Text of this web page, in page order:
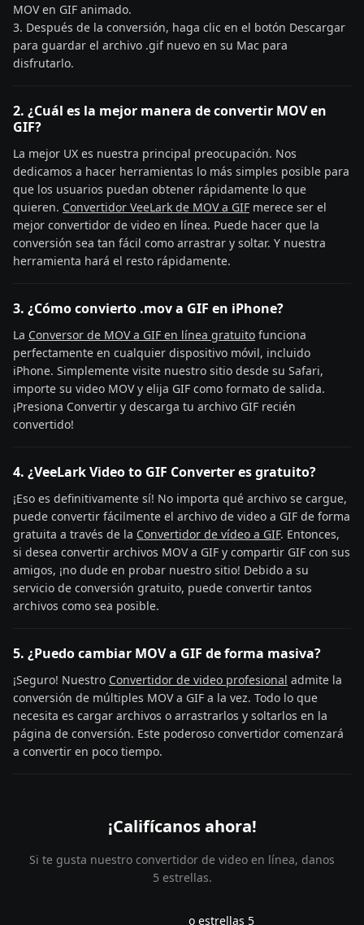
MOV en GIF animado.
3. Después de la conversión, haga clic en el botón Descargar
para guardar el archivo .gif nuevo en su Mac para
disfrutarlo.
2. ¿Cuál es la mejor manera de convertir MOV en
GIF?
La mejor UX es nuestra principal preocupación. Nos
dedicamos a hacer herramientas lo más simples posible para
que los usuarios puedan obtener rápidamente lo que
quieren. Convertidor VeeLark de MOV a GIF merece ser el
mejor convertidor de video en línea. Puede hacer que la
conversión sea tan fácil como arrastrar y soltar. Y nuestra
herramienta hará el resto rápidamente.
3. ¿Cómo convierto .mov a GIF en iPhone?
La Conversor de MOV a GIF en línea gratuito funciona
perfectamente en cualquier dispositivo móvil, incluido
iPhone. Simplemente visite nuestro sitio desde su Safari,
importe su video MOV y elija GIF como formato de salida.
¡Presiona Convertir y descarga tu archivo GIF recién
convertido!
4. ¿VeeLark Video to GIF Converter es gratuito?
¡Eso es definitivamente sí! No importa qué archivo se cargue,
puede convertir fácilmente el archivo de video a GIF de forma
gratuita a través de la Convertidor de vídeo a GIF. Entonces,
si desea convertir archivos MOV a GIF y compartir GIF con sus
amigos, ¡no dude en probar nuestro sitio! Debido a su
servicio de conversión gratuito, puede convertir tantos
archivos como sea posible.
5. ¿Puedo cambiar MOV a GIF de forma masiva?
¡Seguro! Nuestro Convertidor de video profesional admite la
conversión de múltiples MOV a GIF a la vez. Todo lo que
necesita es cargar archivos o arrastrarlos y soltarlos en la
página de conversión. Este poderoso convertidor comenzará
a convertir en poco tiempo.
¡Califícanos ahora!
Si te gusta nuestro convertidor de video en línea, danos
5 estrellas.
o estrellas 5